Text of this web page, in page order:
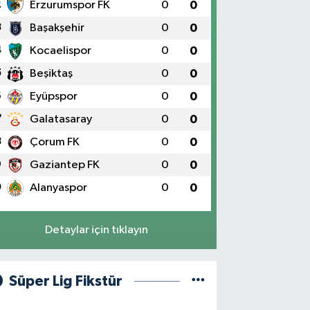
Erzurumspor FK 0 0
Başakşehir 0 0
Kocaelispor 0 0
Beşiktaş 0 0
Eyüpspor 0 0
Galatasaray 0 0
Çorum FK 0 0
Gaziantep FK 0 0
Alanyaspor 0 0
Detaylar için tıklayın
Süper Lig Fikstür